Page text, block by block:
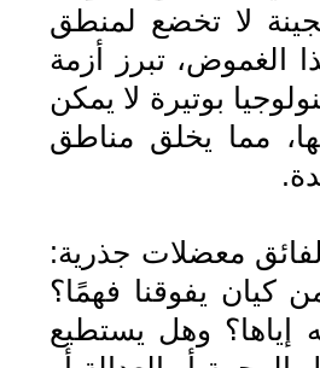
لا تخضع لمنطق
الغموض، تبرز أزمة
بوتيرة لا يمكن
مما يخلق مناطق
معضلات جذرية:
يفوقنا فهمًا؟
إياها؟ وهل يستطيع